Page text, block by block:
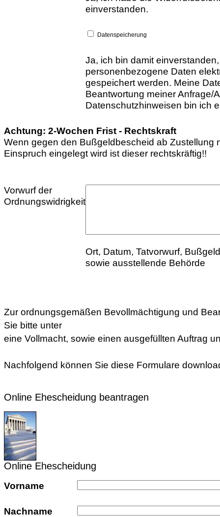
einverstanden.
Datenspeicherung
Ja, ich bin damit
personenbezogene Daten
gespeichert werden. Meine
Beantwortung meiner Anfrage/
Datenschutzhinweisen bin ich
Achtung: 2-Wochen Frist - Rechtskraft
Wenn gegen den Bußgeldbescheid ab Zustellung
Einspruch eingelegt wird ist dieser rechtskräftig!!
Vorwurf der
Ordnungswidrigkeit
Ort, Datum, Tatvorwurf,
sowie ausstellende Behörde
Zur ordnungsgemäßen Bevollmächtigung und
Sie bitte unter
eine Vollmacht, sowie einen ausgefüllten Auftrag
Nachfolgend können Sie diese Formulare
Online Ehescheidung beantragen
Online Ehescheidung
Vorname
Nachname